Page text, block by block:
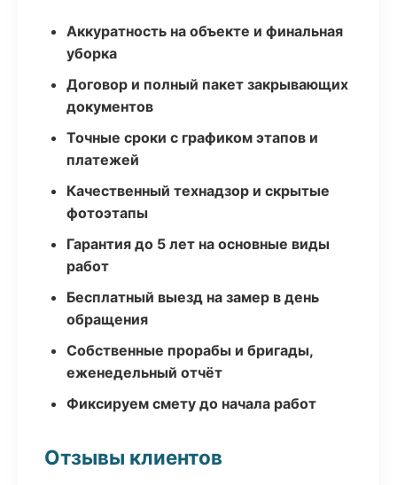
Аккуратность на объекте и финальная
уборка
Договор и полный пакет закрывающих
документов
Точные сроки с графиком этапов и
платежей
Качественный технадзор и скрытые
фотоэтапы
Гарантия до 5 лет на основные виды
работ
Бесплатный выезд на замер в день
обращения
Собственные прорабы и бригады,
еженедельный отчёт
Фиксируем смету до начала работ
Отзывы клиентов